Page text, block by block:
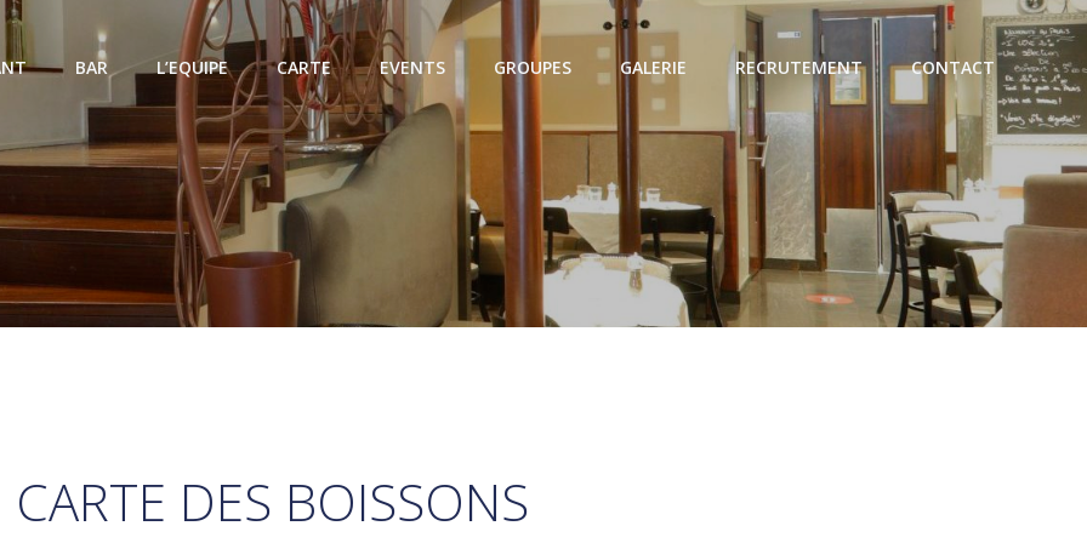
BAR L’EQUIPE CARTE EVENTS GROUPES GALERIE RECRUTEMENT CONTACT
CARTE DES BOISSONS